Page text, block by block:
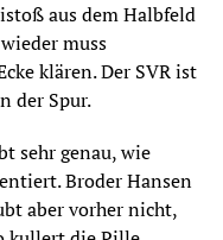
aus dem Halbfeld
muss
klären. Der SVR ist
der Spur.
sehr genau, wie
Broder Hansen
aber vorher nicht,